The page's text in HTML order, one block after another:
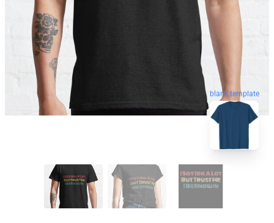
blank template